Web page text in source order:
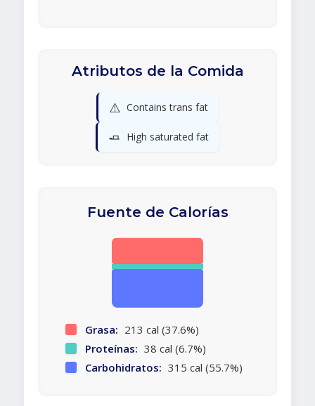
Atributos de la Comida
⚠️ Contains trans fat
🧈 High saturated fat
Fuente de Calorías
Grasa: 213 cal (37.6%)
Proteínas: 38 cal (6.7%)
Carbohidratos: 315 cal (55.7%)